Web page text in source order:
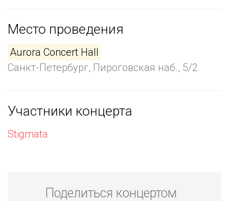
Место проведения
Aurora Concert Hall
Санкт-Петербург, Пироговская наб., 5/2
Участники концерта
Stigmata
Поделиться концертом